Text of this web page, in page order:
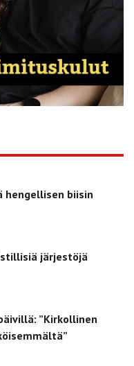
hengellisen biisin
järjestöjä
”Kirkollinen